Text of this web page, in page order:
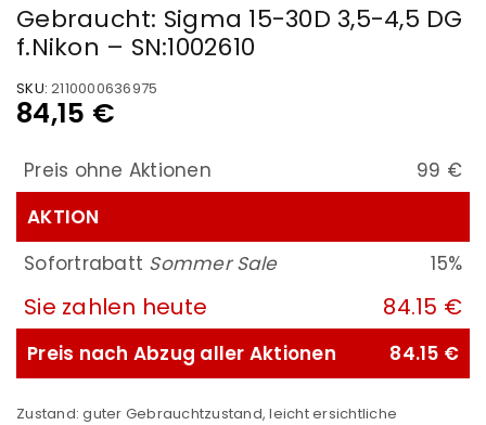
Gebraucht: Sigma 15-30D 3,5-4,5 DG
f.Nikon – SN:1002610
SKU: 2110000636975
84,15 €
Preis ohne Aktionen
99 €
AKTION
Sofortrabatt Sommer Sale 15%
Sie zahlen heute 84.15 €
Preis nach Abzug aller Aktionen 84.15 €
Zustand: guter Gebrauchtzustand, leicht ersichtliche